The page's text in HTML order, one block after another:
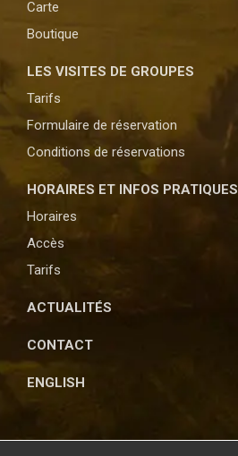
Carte
Boutique
LES VISITES DE GROUPES
Tarifs
Formulaire de réservation
Conditions de réservations
HORAIRES ET INFOS PRATIQUES
Horaires
Accès
Tarifs
ACTUALITÉS
CONTACT
ENGLISH